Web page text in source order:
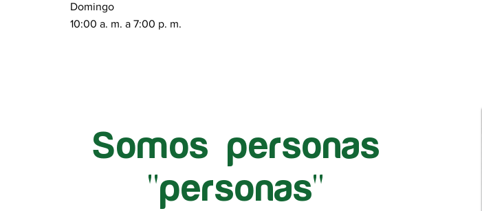
Domingo
10:00 a. m. a 7:00 p. m.
Somos personas
"personas"